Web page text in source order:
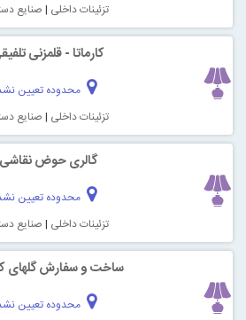
تزئینات داخلی |صنایع
کارماتا - قلمزنی
محدوده تعیین
تزئینات داخلی |صنایع
گالری حوض نقاشی
محدوده تعیین
تزئینات داخلی |صنایع
ساخت و سفارش گلهای
محدوده تعیین